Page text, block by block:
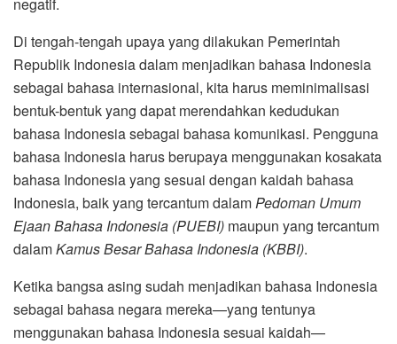
negatif.
Di tengah-tengah upaya yang dilakukan Pemerintah
Republik Indonesia dalam menjadikan bahasa Indonesia
sebagai bahasa internasional, kita harus meminimalisasi
bentuk-bentuk yang dapat merendahkan kedudukan
bahasa Indonesia sebagai bahasa komunikasi. Pengguna
bahasa Indonesia harus berupaya menggunakan kosakata
bahasa Indonesia yang sesuai dengan kaidah bahasa
Indonesia, baik yang tercantum dalamPedoman Umum
Ejaan Bahasa Indonesia (PUEBI) maupun yang tercantum
dalamKamus Besar Bahasa Indonesia (KBBI).
Ketika bangsa asing sudah menjadikan bahasa Indonesia
sebagai bahasa negara mereka—yang tentunya
menggunakan bahasa Indonesia sesuai kaidah—